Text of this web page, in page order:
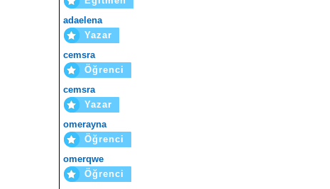
adaelena
Yazar
cemsra
Öğrenci
cemsra
Yazar
omerayna
Öğrenci
omerqwe
Öğrenci